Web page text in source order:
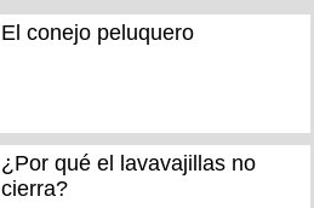
El conejo peluquero
¿Por qué el lavavajillas no
cierra?